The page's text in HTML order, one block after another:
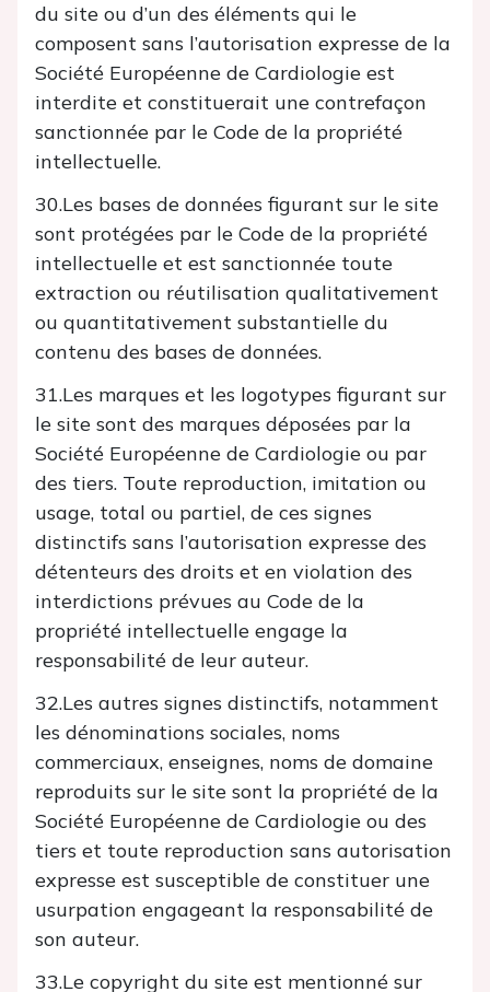
du site ou d’un des éléments qui le
composent sans l’autorisation expresse de la
Société Européenne de Cardiologie est
interdite et constituerait une contrefaçon
sanctionnée par le Code de la propriété
intellectuelle.
30.Les bases de données figurant sur le site
sont protégées par le Code de la propriété
intellectuelle et est sanctionnée toute
extraction ou réutilisation qualitativement
ou quantitativement substantielle du
contenu des bases de données.
31.Les marques et les logotypes figurant sur
le site sont des marques déposées par la
Société Européenne de Cardiologie ou par
des tiers. Toute reproduction, imitation ou
usage, total ou partiel, de ces signes
distinctifs sans l’autorisation expresse des
détenteurs des droits et en violation des
interdictions prévues au Code de la
propriété intellectuelle engage la
responsabilité de leur auteur.
32.Les autres signes distinctifs, notamment
les dénominations sociales, noms
commerciaux, enseignes, noms de domaine
reproduits sur le site sont la propriété de la
Société Européenne de Cardiologie ou des
tiers et toute reproduction sans autorisation
expresse est susceptible de constituer une
usurpation engageant la responsabilité de
son auteur.
33.Le copyright du site est mentionné sur